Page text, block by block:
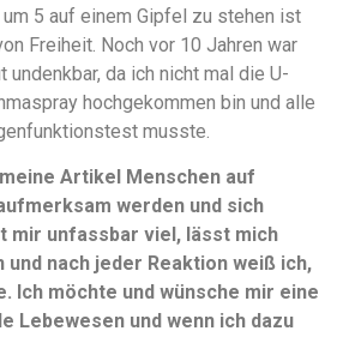
5 auf einem Gipfel zu stehen ist
Freiheit. Noch vor 10 Jahren war
da ich nicht mal die U-
hochgekommen bin und alle
musste.
Artikel Menschen auf
werden und sich
mir unfassbar viel, lässt mich
nach jeder Reaktion weiß ich,
Ich möchte und wünsche mir eine
Lebewesen und wenn ich dazu